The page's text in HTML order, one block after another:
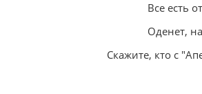
Ортопедические
Все есть
Оденет,
Скажите, кто с